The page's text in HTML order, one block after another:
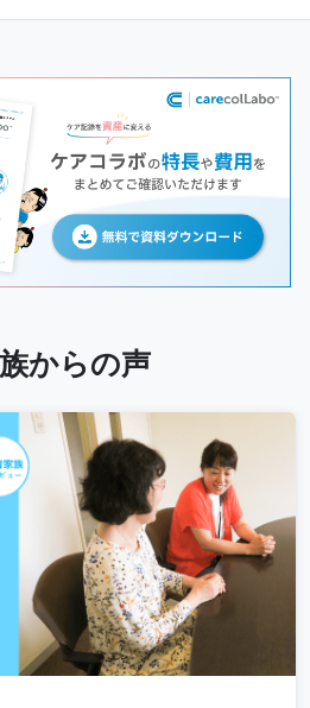
からの声